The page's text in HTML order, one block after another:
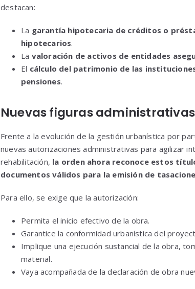
destacan:
La garantía hipotecaria de créditos o
hipotecarios.
La valoración de activos de entidades
El cálculo del patrimonio de las
pensiones.
Nuevas figuras
Frente a la evolución de la gestión urbanística por
nuevas autorizaciones administrativas para agilizar
rehabilitación, la orden ahora reconoce estos
documentos válidos para la emisión de
Para ello, se exige que la autorización:
Permita el inicio efectivo de la obra.
Garantice la conformidad urbanística del
Implique una ejecución sustancial de la obra,
material.
Vaya acompañada de la declaración de obra